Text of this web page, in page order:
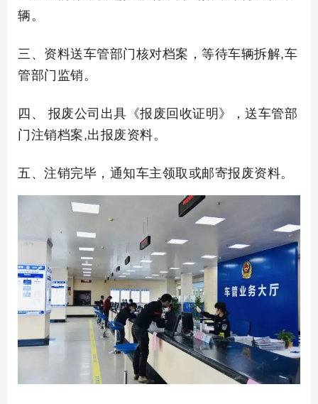
辆。
三、资料送车管部门核对档案，等待车辆拆解,车
管部门监销。
四、 报废公司出具《报废回收证明》，送车管部
门注销档案,出报废资料。
五、注销完毕，通知车主领取或邮寄报废资料。